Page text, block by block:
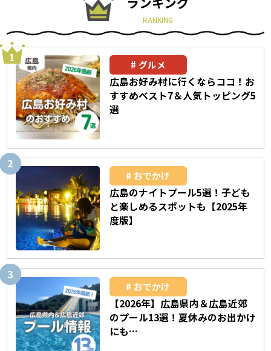
RANKING
グルメ
広島お好み村に行くならココ！お
すすめベスト7＆人気トッピング5
選
おでかけ
広島のナイトプール5選！子ども
と楽しめるスポットも【2025年
度版】
おでかけ
【2026年】広島県内＆広島近郊
のプール13選！夏休みのお出かけ
にも…